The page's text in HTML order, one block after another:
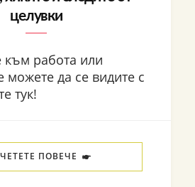
целувки
към работа или
да се видите с
тук!
ПОВЕЧЕ